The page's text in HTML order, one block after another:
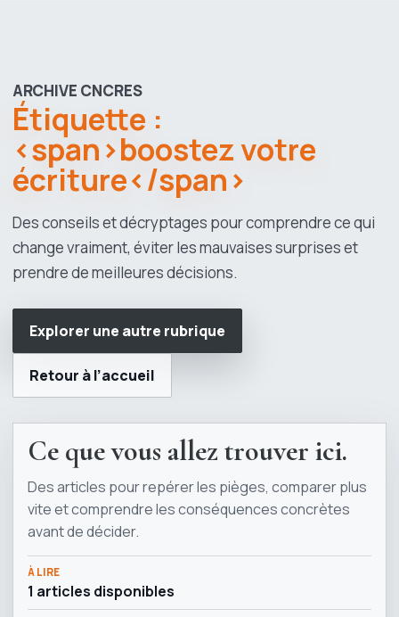
ARCHIVE CNCRES
Étiquette :
<span>boostez votre
écriture</span>
Des conseils et décryptages pour comprendre ce qui
change vraiment, éviter les mauvaises surprises et
prendre de meilleures décisions.
Explorer une autre rubrique
Retour à l’accueil
Ce que vous allez trouver ici.
Des articles pour repérer les pièges, comparer plus
vite et comprendre les conséquences concrètes
avant de décider.
À LIRE
1 articles disponibles